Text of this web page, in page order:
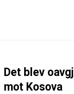
BILDGALLERI
Det blev
mot Kosova